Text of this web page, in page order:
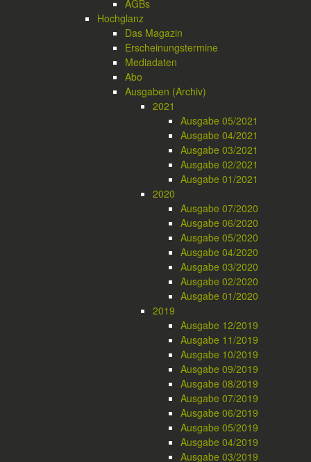
AGBs
Hochglanz
Das Magazin
Erscheinungstermine
Mediadaten
Abo
Ausgaben (Archiv)
2021
Ausgabe 05/2021
Ausgabe 04/2021
Ausgabe 03/2021
Ausgabe 02/2021
Ausgabe 01/2021
2020
Ausgabe 07/2020
Ausgabe 06/2020
Ausgabe 05/2020
Ausgabe 04/2020
Ausgabe 03/2020
Ausgabe 02/2020
Ausgabe 01/2020
2019
Ausgabe 12/2019
Ausgabe 11/2019
Ausgabe 10/2019
Ausgabe 09/2019
Ausgabe 08/2019
Ausgabe 07/2019
Ausgabe 06/2019
Ausgabe 05/2019
Ausgabe 04/2019
Ausgabe 03/2019